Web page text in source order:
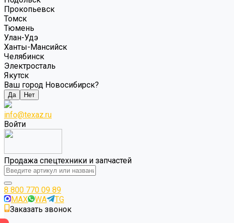
Прокопьевск
Томск
Тюмень
Улан-Удэ
Ханты-Мансийск
Челябинск
Электросталь
Якутск
Ваш город Новосибирск?
Да Нет
info@texaz.ru
Войти
Продажа спецтехники и запчастей
8 800 770 09 89
MAX
WA
TG
Заказать звонок